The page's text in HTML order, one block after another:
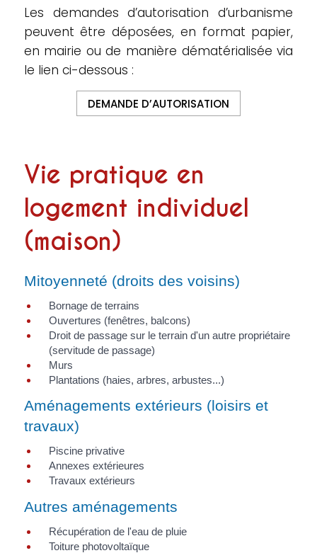
Les demandes d’autorisation d’urbanisme
peuvent être déposées, en format papier,
en mairie ou de manière dématérialisée via
le lien ci-dessous :
DEMANDE D’AUTORISATION
Vie pratique en
logement individuel
(maison)
Mitoyenneté (droits des voisins)
Bornage de terrains
Ouvertures (fenêtres, balcons)
Droit de passage sur le terrain d'un autre propriétaire
(servitude de passage)
Murs
Plantations (haies, arbres, arbustes...)
Aménagements extérieurs (loisirs et
travaux)
Piscine privative
Annexes extérieures
Travaux extérieurs
Autres aménagements
Récupération de l'eau de pluie
Toiture photovoltaïque